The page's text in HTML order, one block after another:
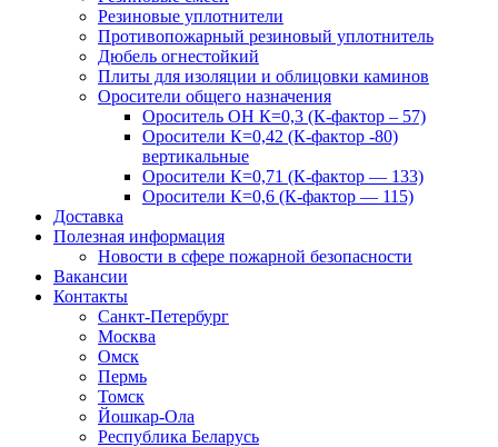
Резиновые уплотнители
Противопожарный резиновый уплотнитель
Дюбель огнестойкий
Плиты для изоляции и облицовки каминов
Оросители общего назначения
Ороситель ОН К=0,3 (К-фактор – 57)
Оросители К=0,42 (К-фактор -80)
вертикальные
Оросители К=0,71 (К-фактор — 133)
Оросители К=0,6 (К-фактор — 115)
Доставка
Полезная информация
Новости в сфере пожарной безопасности
Вакансии
Контакты
Санкт-Петербург
Москва
Омск
Пермь
Томск
Йошкар-Ола
Республика Беларусь